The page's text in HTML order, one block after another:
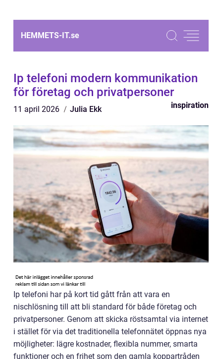
HEMMETS-IT.se
Ip telefoni modern kommunikation
för företag och privatpersoner
11 april 2026 Julia Ekk inspiration
Ip telefoni har på kort tid gått från att vara en
nischlösning till att bli standard för både företag och
privatpersoner. Genom att skicka röstsamtal via internet
i stället för via det traditionella telefonnätet öppnas nya
möjligheter: lägre kostnader, flexibla nummer, smarta
funktioner och en frihet som den gamla koppartråden